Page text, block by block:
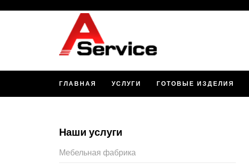
ГЛАВНАЯ УСЛУГИ ГОТОВЫЕ ИЗДЕЛИЯ
Наши услуги
Мебельная фабрика